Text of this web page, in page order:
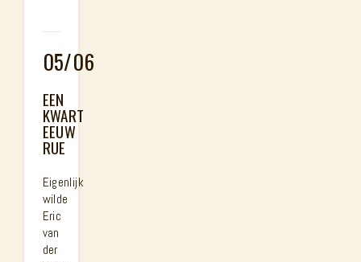
05/06
EEN
KWART
EEUW
RUE
Eigenlijk
wilde
Eric
van
der